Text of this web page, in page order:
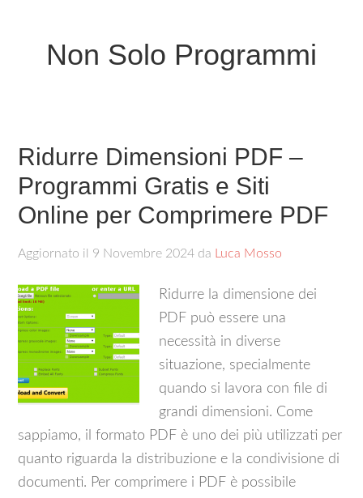
Non Solo Programmi
Ridurre Dimensioni PDF –
Programmi Gratis e Siti
Online per Comprimere PDF
Aggiornato il 9 Novembre 2024 da Luca Mosso
Ridurre la dimensione dei
PDF può essere una
necessità in diverse
situazione, specialmente
quando si lavora con file di
grandi dimensioni. Come
sappiamo, il formato PDF è uno dei più utilizzati per
quanto riguarda la distribuzione e la condivisione di
documenti. Per comprimere i PDF è possibile